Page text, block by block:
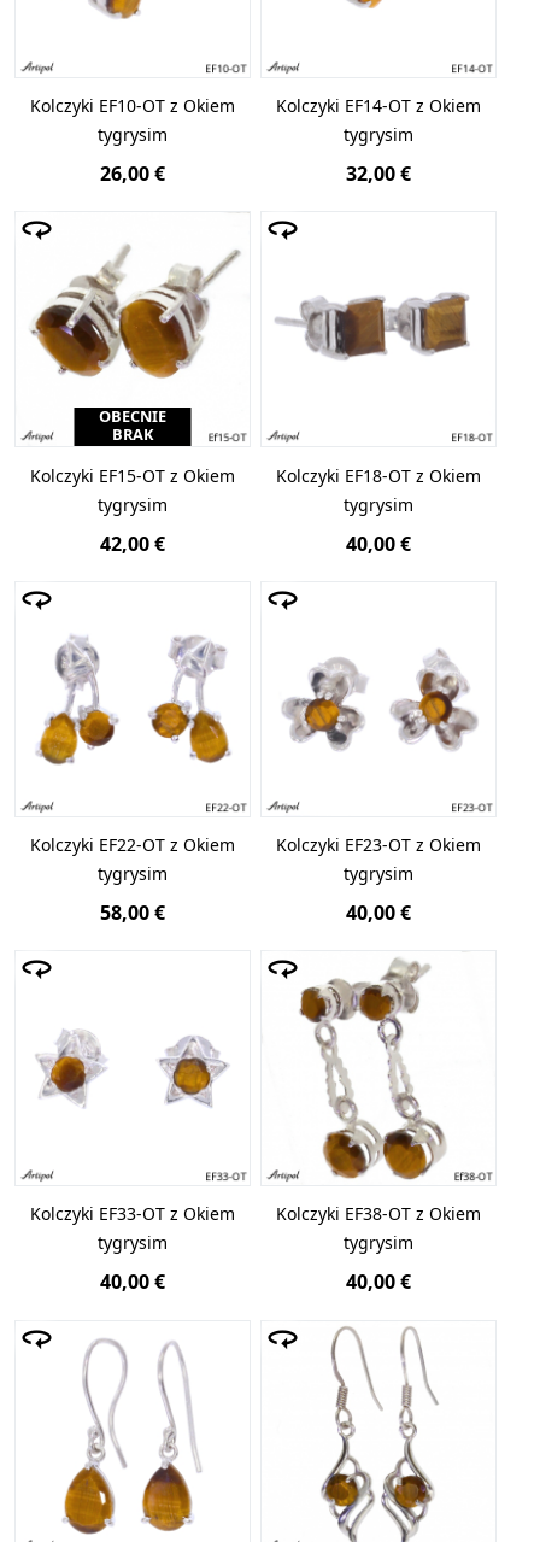
Kolczyki EF10-OT z Okiem
tygrysim
26,00 €
Kolczyki EF14-OT z Okiem
tygrysim
32,00 €
OBECNIE
BRAK
Kolczyki EF15-OT z Okiem
tygrysim
42,00 €
Kolczyki EF18-OT z Okiem
tygrysim
40,00 €
Kolczyki EF22-OT z Okiem
tygrysim
58,00 €
Kolczyki EF23-OT z Okiem
tygrysim
40,00 €
Kolczyki EF33-OT z Okiem
tygrysim
40,00 €
Kolczyki EF38-OT z Okiem
tygrysim
40,00 €